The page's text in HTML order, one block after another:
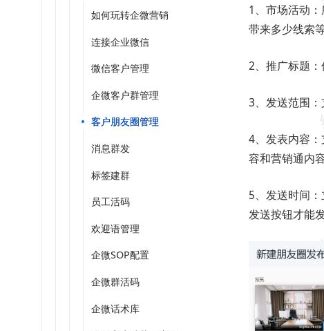
如何玩转企微营销
连接企业微信
微信客户管理
企微客户群管理
客户朋友圈管理
消息群发
标签建群
员工活码
欢迎语管理
企微SOP配置
企微群活码
企微话术库
1、市场活动
带来多少线索
2、推广标题
3、发送范围
4、发表内容
容和营销通内
5、发送时间
发送按钮才能